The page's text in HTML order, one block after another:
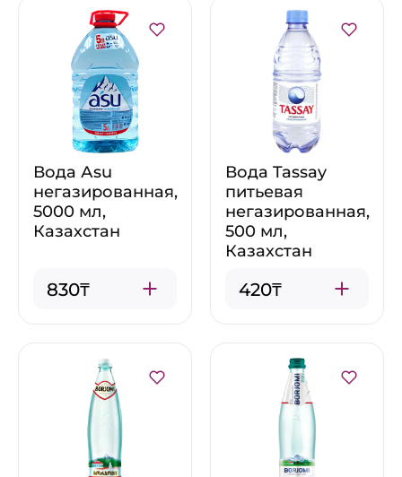
Вода Аsu
негазированная,
5000 мл,
Казахстан
830₸
Вода Tassay
питьевая
негазированная,
500 мл,
Казахстан
420₸